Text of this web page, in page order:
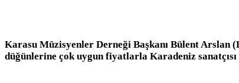
Karasu Müzisyenler Derneği Başkanı Bülent
düğünlerine çok uygun fiyatlarla Karadeniz